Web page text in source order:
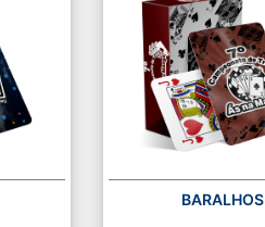
BARALHOS